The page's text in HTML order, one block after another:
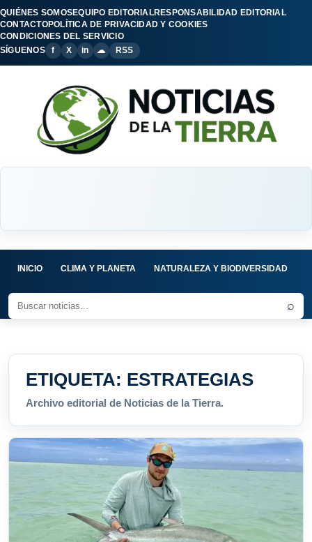
QUIÉNES SOMOSEQUIPO EDITORIALRESPONSABILIDAD EDITORIAL
CONTACTOPOLÍTICA DE PRIVACIDAD Y COOKIES
CONDICIONES DEL SERVICIO
SÍGUENOS
f X in ☁ RSS
INICIO CLIMA Y PLANETA NATURALEZA Y BIODIVERSIDAD
⌕
ETIQUETA: ESTRATEGIAS
Archivo editorial de Noticias de la Tierra.